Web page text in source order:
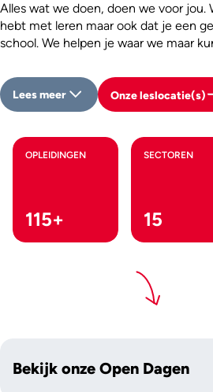
Alles wat we doen, doen we voor jou.
hebt met leren maar ook dat je een
school. We helpen je waar we maar
Onze leslocatie(s)
Lees meer
OPLEIDINGEN
115+
SECTOREN
15
Bekijk onze Open Dagen